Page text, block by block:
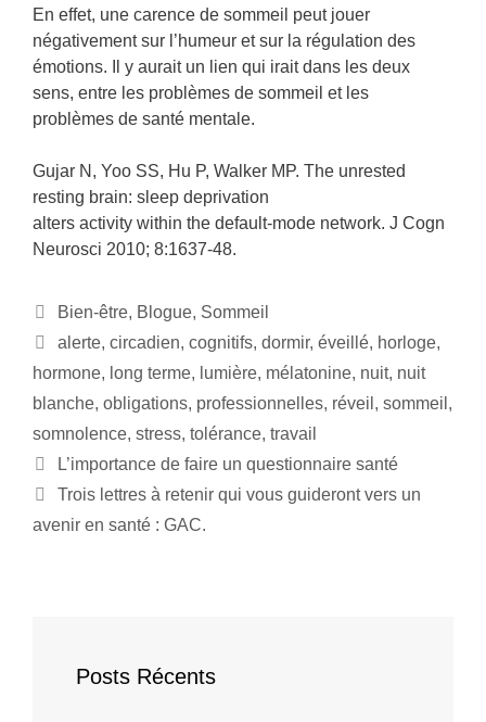
En effet, une carence de sommeil peut jouer
négativement sur l’humeur et sur la régulation des
émotions. Il y aurait un lien qui irait dans les deux
sens, entre les problèmes de sommeil et les
problèmes de santé mentale.
Gujar N, Yoo SS, Hu P, Walker MP. The unrested
resting brain: sleep deprivation
alters activity within the default-mode network. J Cogn
Neurosci 2010; 8:1637-48.
Bien-être, Blogue, Sommeil
alerte, circadien, cognitifs, dormir, éveillé, horloge,
hormone, long terme, lumière, mélatonine, nuit, nuit
blanche, obligations, professionnelles, réveil , sommeil ,
somnolence, stress, tolérance, travail
L’importance de faire un questionnaire santé
Trois lettres à retenir qui vous guideront vers un
avenir en santé : GAC.
Posts Récents